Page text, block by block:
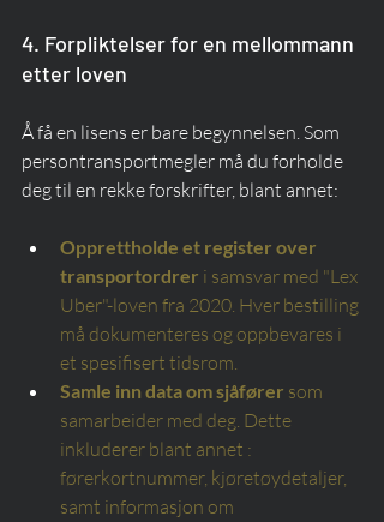
4. Forpliktelser for en mellommann
etter loven
Å få en lisens er bare begynnelsen. Som
persontransportmegler må du forholde
deg til en rekke forskrifter, blant annet:
Opprettholde et register over
transportordrer i samsvar med "Lex
Uber"-loven fra 2020. Hver bestilling
må dokumenteres og oppbevares i
et spesifisert tidsrom.
Samle inn data om sjåfører som
samarbeider med deg. Dette
inkluderer blant annet :
førerkortnummer, kjøretøydetaljer,
samt informasjon om